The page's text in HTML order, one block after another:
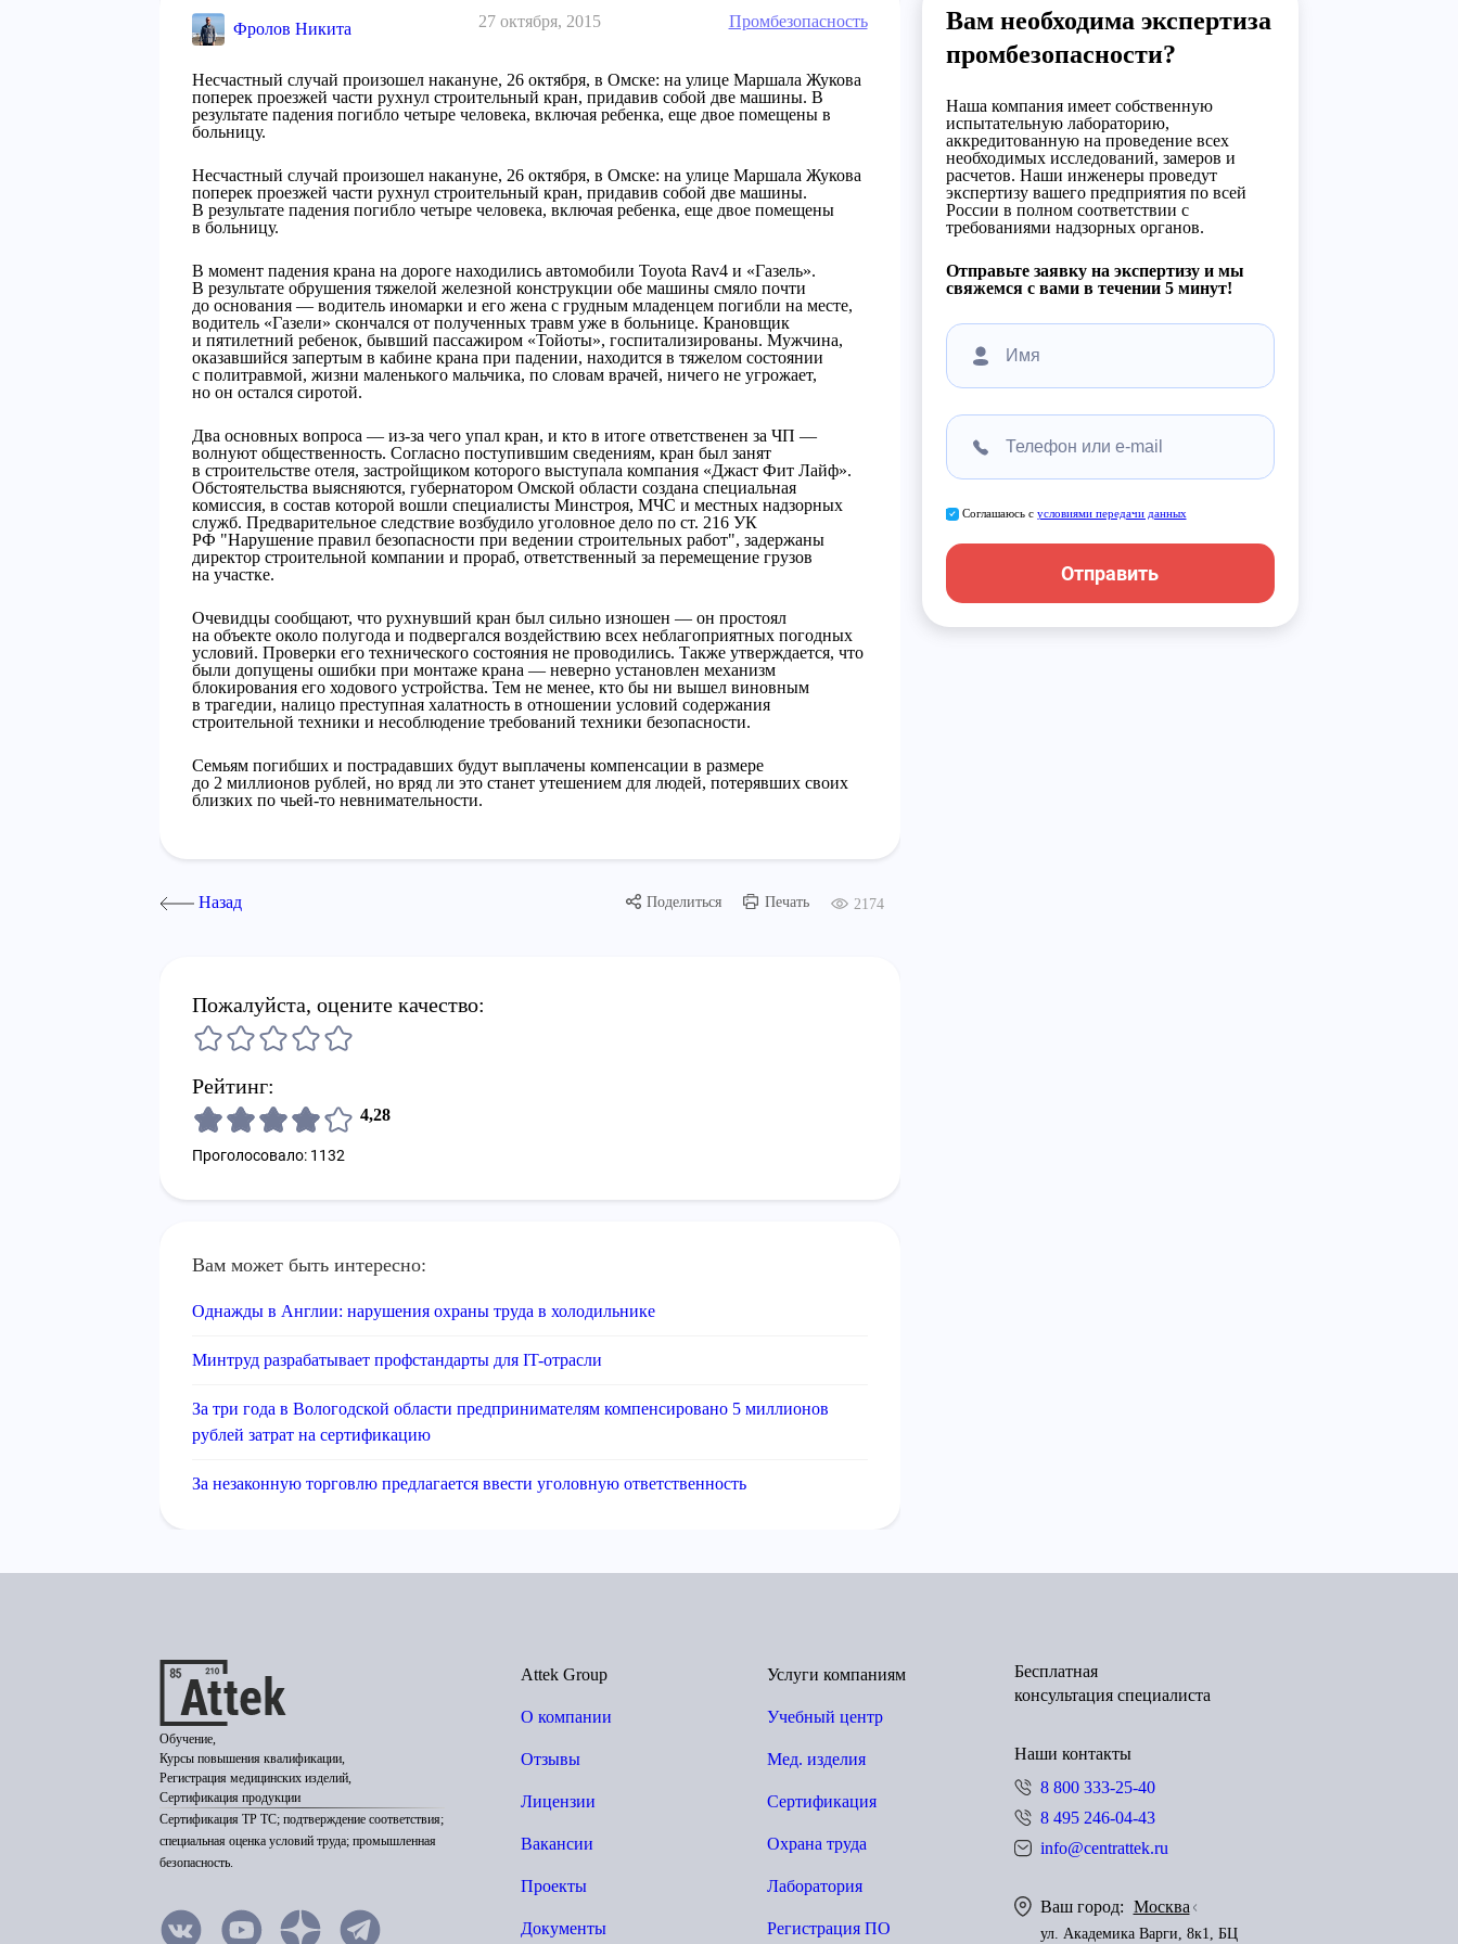
Фролов Никита 27 октября, 2015 Промбезопасность
Несчастный случай произошел накануне, 26 октября, в Омске: на улице Маршала Жукова
поперек проезжей части рухнул строительный кран, придавив собой две машины. В
результате падения погибло четыре человека, включая ребенка, еще двое помещены в
больницу.
Несчастный случай произошел накануне, 26 октября, в Омске: на улице Маршала Жукова
поперек проезжей части рухнул строительный кран, придавив собой две машины.
В результате падения погибло четыре человека, включая ребенка, еще двое помещены
в больницу.
В момент падения крана на дороге находились автомобили Toyota Rav4 и «Газель».
В результате обрушения тяжелой железной конструкции обе машины смяло почти
до основания — водитель иномарки и его жена с грудным младенцем погибли на месте,
водитель «Газели» скончался от полученных травм уже в больнице. Крановщик
и пятилетний ребенок, бывший пассажиром «Тойоты», госпитализированы. Мужчина,
оказавшийся запертым в кабине крана при падении, находится в тяжелом состоянии
с политравмой, жизни маленького мальчика, по словам врачей, ничего не угрожает,
но он остался сиротой.
Два основных вопроса — из-за чего упал кран, и кто в итоге ответственен за ЧП —
волнуют общественность. Согласно поступившим сведениям, кран был занят
в строительстве отеля, застройщиком которого выступала компания «Джаст Фит Лайф».
Обстоятельства выясняются, губернатором Омской области создана специальная
комиссия, в состав которой вошли специалисты Минстроя, МЧС и местных надзорных
служб. Предварительное следствие возбудило уголовное дело по ст. 216 УК
РФ "Нарушение правил безопасности при ведении строительных работ", задержаны
директор строительной компании и прораб, ответственный за перемещение грузов
на участке.
Очевидцы сообщают, что рухнувший кран был сильно изношен — он простоял
на объекте около полугода и подвергался воздействию всех неблагоприятных погодных
условий. Проверки его технического состояния не проводились. Также утверждается, что
были допущены ошибки при монтаже крана — неверно установлен механизм
блокирования его ходового устройства. Тем не менее, кто бы ни вышел виновным
в трагедии, налицо преступная халатность в отношении условий содержания
строительной техники и несоблюдение требований техники безопасности.
Семьям погибших и пострадавших будут выплачены компенсации в размере
до 2 миллионов рублей, но вряд ли это станет утешением для людей, потерявших своих
близких по чьей-то невнимательности.
Назад Поделиться Печать 2174
Пожалуйста, оцените качество:
Рейтинг:
4,28
Проголосовало: 1132
Вам может быть интересно:
Однажды в Англии: нарушения охраны труда в холодильнике
Минтруд разрабатывает профстандарты для IT-отрасли
За три года в Вологодской области предпринимателям компенсировано 5 миллионов
рублей затрат на сертификацию
За незаконную торговлю предлагается ввести уголовную ответственность
Вам необходима экспертиза
промбезопасности?
Наша компания имеет собственную
испытательную лабораторию,
аккредитованную на проведение всех
необходимых исследований, замеров и
расчетов. Наши инженеры проведут
экспертизу вашего предприятия по всей
России в полном соответствии с
требованиями надзорных органов.
Отправьте заявку на экспертизу и мы
свяжемся с вами в течении 5 минут!
Соглашаюсь с условиями передачи данных
Отправить
Обучение,
Курсы повышения квалификации,
Регистрация медицинских изделий,
Сертификация продукции
Сертификация ТР ТС; подтверждение соответствия;
специальная оценка условий труда; промышленная
безопасность.
Attek Group
О компании
Отзывы
Лицензии
Вакансии
Проекты
Документы
Услуги компаниям
Учебный центр
Мед. изделия
Сертификация
Охрана труда
Лаборатория
Регистрация ПО
Бесплатная
консультация специалиста
Наши контакты
8 800 333-25-40
8 495 246-04-43
info@centrattek.ru
Ваш город: Москва
ул. Академика Варги, 8к1, БЦ